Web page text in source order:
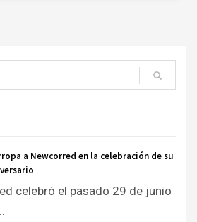
a Newcorred en la celebración de su
celebró el pasado 29 de junio